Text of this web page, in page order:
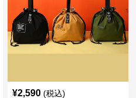
¥2,590 (税込)